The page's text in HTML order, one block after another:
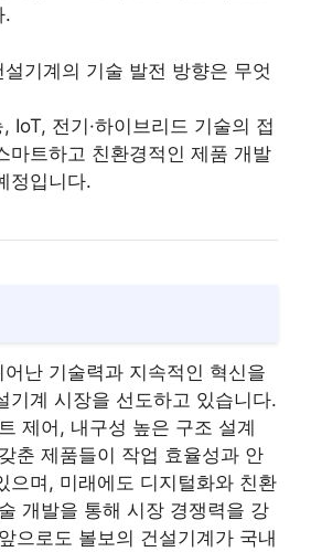
.
설기계의 기술 발전 방향은 무엇
IoT, 전기·하이브리드 기술의 접
마트하고 친환경적인 제품 개발
정입니다.
난 기술력과 지속적인 혁신을
기계 시장을 선도하고 있습니다.
제어, 내구성 높은 구조 설계
춘 제품들이 작업 효율성과 안
으며, 미래에도 디지털화와 친환
개발을 통해 시장 경쟁력을 강
으로도 볼보의 건설기계가 국내